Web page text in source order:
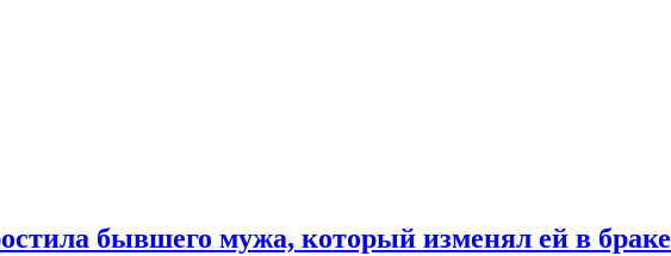
бывшего мужа, который изменял ей в браке